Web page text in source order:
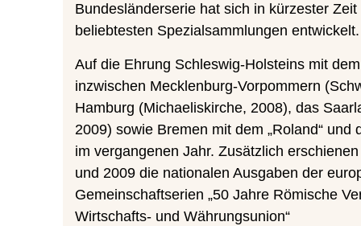
Bundesländerserie hat sich in kürzester
beliebtesten Spezialsammlungen entwickelt.
Auf die Ehrung Schleswig-Holsteins mit
inzwischen Mecklenburg-Vorpommern
Hamburg (Michaeliskirche, 2008), das
2009) sowie Bremen mit dem „Roland“ und
im vergangenen Jahr. Zusätzlich
und 2009 die nationalen Ausgaben der
Gemeinschaftserien „50 Jahre Römische
Wirtschafts- und Währungsunion“